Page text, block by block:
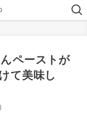
ペーストが
て美味し